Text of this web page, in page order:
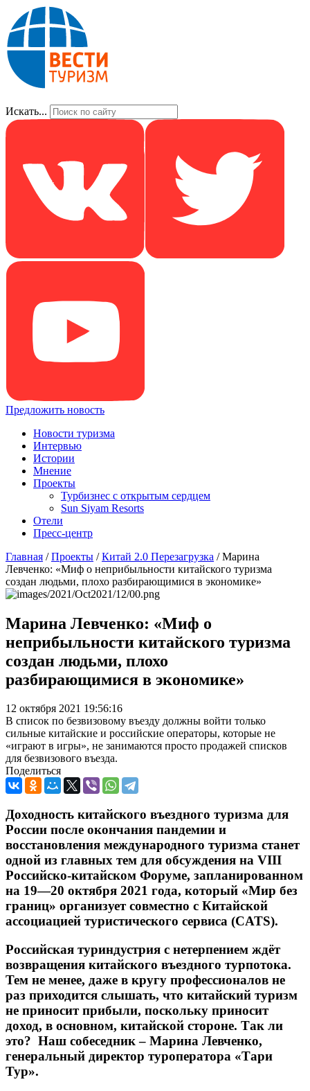
Искать...
Предложить новость
Новости туризма
Интервью
Истории
Мнение
Проекты
Турбизнес с открытым сердцем
Sun Siyam Resorts
Отели
Пресс-центр
Главная /Проекты /Китай 2.0 Перезагрузка /Марина
Левченко: «Миф о неприбыльности китайского туризма
создан людьми, плохо разбирающимися в экономике»
Марина Левченко: «Миф о
неприбыльности китайского туризма
создан людьми, плохо
разбирающимися в экономике»
12 октября 2021 19:56:16
В список по безвизовому въезду должны войти только
сильные китайские и российские операторы, которые не
«играют в игры», не занимаются просто продажей списков
для безвизового въезда.
Поделиться
Доходность китайского въездного туризма для
России после окончания пандемии и
восстановления международного туризма станет
одной из главных тем для обсуждения на VIII
Российско-китайском Форуме, запланированном
на 19—20 октября 2021 года, который «Мир без
границ» организует совместно с Китайской
ассоциацией туристического сервиса (CATS).
Российская туриндустрия с нетерпением ждёт
возвращения китайского въездного турпотока.
Тем не менее, даже в кругу профессионалов не
раз приходится слышать, что китайский туризм
не приносит прибыли, поскольку приносит
доход, в основном, китайской стороне. Так ли
это? Наш собеседник – Марина Левченко,
генеральный директор туроператора «Тари
Тур».